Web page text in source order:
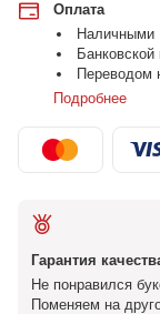
Оплата
Наличными
Банковской
Переводом
Подробнее
Гарантия
Не понравился
Поменяем на